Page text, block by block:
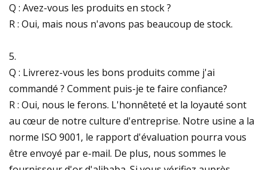
Q : Avez-vous les produits en stock ?
R : Oui, mais nous n'avons pas beaucoup de stock.
5.
Q : Livrerez-vous les bons produits comme j'ai
commandé ? Comment puis-je te faire confiance?
R : Oui, nous le ferons. L'honnêteté et la loyauté sont
au cœur de notre culture d'entreprise. Notre usine a la
norme ISO 9001, le rapport d'évaluation pourra vous
être envoyé par e-mail. De plus, nous sommes le